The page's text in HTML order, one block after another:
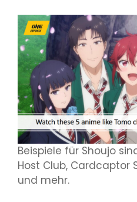
Beispiele für Shoujo
Host Club, Cardcaptor
und mehr.